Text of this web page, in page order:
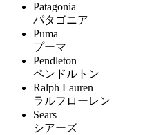
Patagonia
パタゴニア
Puma
プーマ
Pendleton
ペンドルトン
Ralph Lauren
ラルフローレン
Sears
シアーズ